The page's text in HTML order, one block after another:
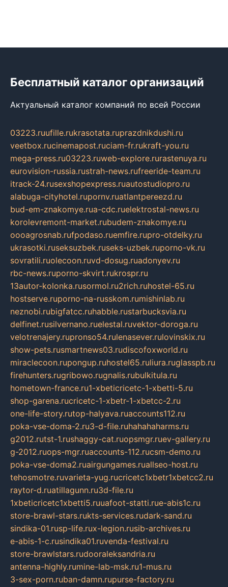
Бесплатный каталог организаций
Актуальный каталог компаний по всей России
03223.ruufille.rukrasotata.ruprazdnikdushi.ru
veetbox.rucinemapost.ruciam-fr.rukraft-you.ru
mega-press.ru03223.ruweb-explore.rurastenuya.ru
eurovision-russia.rustrah-news.rufreeride-team.ru
itrack-24.rusexshopexpress.ruautostudiopro.ru
alabuga-cityhotel.rupornv.ruatlantpereezd.ru
bud-em-znakomye.rua-cdc.ruelektrostal-news.ru
korolevremont-market.rubudem-znakomye.ru
oooagrosnab.rufpodaso.ruemfire.rupro-otdelky.ru
ukrasotki.ruseksuzbek.ruseks-uzbek.ruporno-vk.ru
sovratili.ruolecoon.ruvd-dosug.ruadonyev.ru
rbc-news.ruporno-skvirt.rukrospr.ru
13autor-kolonka.rusormol.ru2rich.ruhostel-65.ru
hostserve.ruporno-na-russkom.rumishinlab.ru
neznobi.rubigfatcc.ruhabble.rustarbucksvia.ru
delfinet.rusilvernano.ruelestal.ruvektor-doroga.ru
velotrenajery.rupronso54.rulenasever.rulovinskix.ru
show-pets.rusmartnews03.rudiscofoxworld.ru
miraclecoon.rupongup.ruhostel65.ruliura.ruglasspb.ru
firehunters.rugribowo.rugnalis.rubulkitula.ru
hometown-france.ru1-xbeticricetc-1-xbetti-5.ru
shop-garena.rucricetc-1-xbetr-1-xbetcc-2.ru
one-life-story.rutop-halyava.ruaccounts112.ru
poka-vse-doma-2.ru3-d-file.ruhahahaharms.ru
g2012.rutst-1.rushaggy-cat.ruopsmgr.ruev-gallery.ru
g-2012.ruops-mgr.ruaccounts-112.rucsm-demo.ru
poka-vse-doma2.ruairgungames.ruallseo-host.ru
tehosmotre.ruvarieta-yug.rucricetc1xbetr1xbetcc2.ru
raytor-d.ruatillagunn.ru3d-file.ru
1xbeticricetc1xbetti5.ruuafoot-statti.rue-abis1c.ru
store-brawl-stars.rukts-services.rudark-sand.ru
sindika-01.rusp-life.rux-legion.rusib-archives.ru
e-abis-1-c.rusindika01.ruvenda-festival.ru
store-brawlstars.rudooraleksandria.ru
antenna-highly.rumine-lab-msk.ru1-mus.ru
3-sex-porn.ruban-damn.rupurse-factory.ru